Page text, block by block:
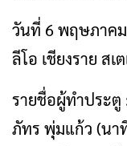
วันที่ 6 พฤษภาคม
ลีโอ เชียงราย สเ
รายชื่อผู้ทำประตู
ภัทร พุ่มแก้ว (นา